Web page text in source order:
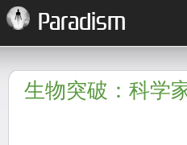
Paradism
生物突破：科学